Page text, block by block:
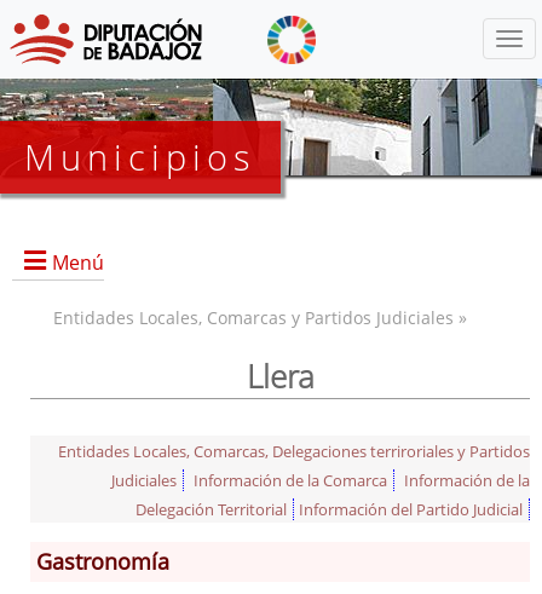
Municipios
Menú
Entidades Locales, Comarcas y Partidos Judiciales »
Llera
Entidades Locales, Comarcas, Delegaciones terriroriales y Partidos
Judiciales
Información de la Comarca
Información de la
Delegación Territorial
Información del Partido Judicial
Gastronomía